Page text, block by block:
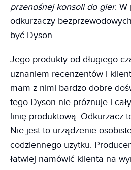
przenośnej konsoli do gier. W
odkurzaczy
być Dyson.
Jego produkty od długiego
uznaniem recenzentów i
mam z nimi bardzo dobre
tego Dyson nie próżnuje i
linię produktową. Odkurzacz
Nie jest to urządzenie
codziennego użytku.
łatwiej namówić klienta na